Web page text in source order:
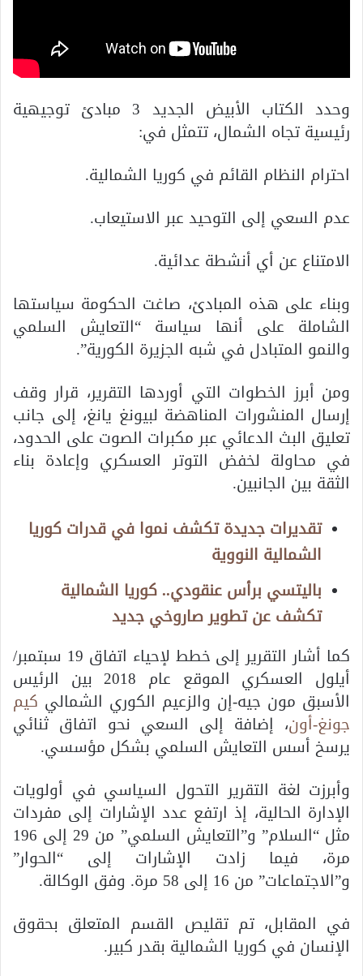
وحدد الكتاب الأبيض الجديد 3 مبادئ توجيهية
رئيسية تجاه الشمال، تتمثل في:
احترام النظام القائم في كوريا الشمالية.
عدم السعي إلى التوحيد عبر الاستيعاب.
الامتناع عن أي أنشطة عدائية.
وبناء على هذه المبادئ، صاغت الحكومة سياستها
الشاملة على أنها سياسة “التعايش السلمي
والنمو المتبادل في شبه الجزيرة الكورية”.
ومن أبرز الخطوات التي أوردها التقرير، قرار وقف
إرسال المنشورات المناهضة لبيونغ يانغ، إلى جانب
تعليق البث الدعائي عبر مكبرات الصوت على الحدود،
في محاولة لخفض التوتر العسكري وإعادة بناء
الثقة بين الجانبين.
تقديرات جديدة تكشف نموا في قدرات كوريا
الشمالية النووية
باليتسي برأس عنقودي.. كوريا الشمالية
تكشف عن تطوير صاروخي جديد
كما أشار التقرير إلى خطط لإحياء اتفاق 19 سبتمبر/
أيلول العسكري الموقع عام 2018 بين الرئيس
الأسبق مون جيه-إن والزعيم الكوري الشمالي كيم
جونغ-أون، إضافة إلى السعي نحو اتفاق ثنائي
يرسخ أسس التعايش السلمي بشكل مؤسسي.
وأبرزت لغة التقرير التحول السياسي في أولويات
الإدارة الحالية، إذ ارتفع عدد الإشارات إلى مفردات
مثل “السلام” و”التعايش السلمي” من 29 إلى 196
مرة، فيما زادت الإشارات إلى “الحوار”
و”الاجتماعات” من 16 إلى 58 مرة. وفق الوكالة.
في المقابل، تم تقليص القسم المتعلق بحقوق
الإنسان في كوريا الشمالية بقدر كبير.